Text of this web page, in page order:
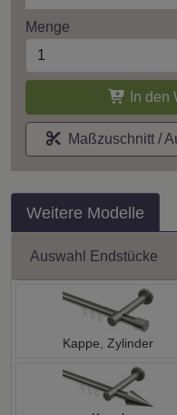
Menge
In den
Maßzuschnitt /
Weitere Modelle
Auswahl Endstücke
Kappe, Zylinder